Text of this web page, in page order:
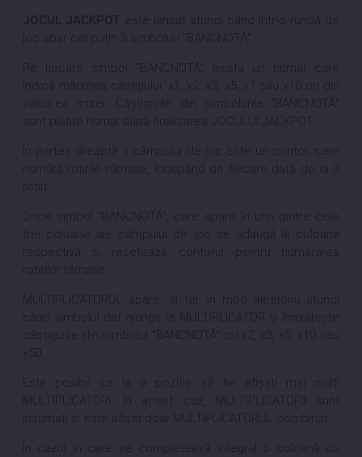
JOCUL JACKPOT este lansat atunci când într-o rundă de
joc apar cel puțin 3 simboluri "BANCNOTĂ".
Pe fiecare simbol "BANCNOTĂ" exista un număr care
indică mărimea câștigului: x1, x2, x3, x5, x7 sau x10 ori din
valoarea mizei. Câștigurile din simbolurile "BANCNOTĂ"
sunt plătite numai după finalizarea JOCULUI JACKPOT.
În partea dreaptă a câmpului de joc este un contor, care
numără rotirile rămase, începând de fiecare dată de la 3
rotiri.
Orice simbol "BANCNOTĂ", care apare în una dintre cele
trei coloane ale câmpului de joc se adaugă la coloana
respectivă și resetează contorul pentru numărarea
rotirilor rămase.
MULTIPLICATORUL apare, la fel, în mod aleatoriu atunci
când simbolul dat ajunge la MULTIPLICATOR și înmulțește
câștigurile din simbolul "BANCNOTĂ" cu x2, x3, x5, x10 sau
x50.
Este posibil ca la o poziție să fie afișați mai mulți
MULTIPLICATORI. În acest caz, MULTIPLICATORII sunt
însumați și este afișat doar MULTIPLICATORUL combinat.
În cazul în care se completează integral o coloană cu